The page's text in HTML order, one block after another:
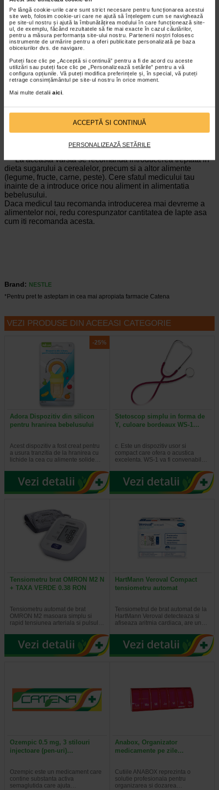
Pe lângă cookie-urile care sunt strict necesare pentru funcționarea acestui
site web, folosim cookie-uri care ne ajută să înțelegem cum se navighează
pe site-ul nostru și ajută la îmbunătățirea modului în care funcționează site-
ul, de exemplu, făcând rezultatele să fie mai exacte în cazul căutărilor,
pentru a măsura performanța site-ului nostru. Partenerii noștri folosesc
instrumente de urmărire pentru a oferi publicitate personalizată pe baza
obiceiurilor dvs. de navigare.
Puteți face clic pe „Acceptă si continuă” pentru a fi de acord cu aceste
utilizări sau puteți face clic pe „Personalizează setările” pentru a vă
configura opțiunile. Vă puteți modifica preferințele și, în special, vă puteți
retrage consimțământul pe site-ul nostru în orice moment.
Mai multe detalii aici
ACCEPTĂ SI CONTINUĂ
PERSONALIZEAZĂ SETĂRILE
Apa nefiarta, biberoanele nefierte sau dilutia incorecta pot
duce la imbolnavirea sugarului tau. Depozitarea,
manipularea, prepararea si hranirea incorecte pot avea
efecte adverse pentru sanatatea sugarului tau.
Prepara un singur biberon o data. Hraneste sugarul imediat
si urmeaza cu exactitate instructiunile. Nu pastra un biberon
neterminat, arunca continutul neconsumat. Tine intotdeauna
sugarul in brate cand il hranesti. Daca il lasi nesupravegheat
se poate ineca.
* Pentru a pastra numarul de culturi vii, apa fiarta trebuie
** Nota: foloseste numai masura din interiorul cutiei. Nu
folosi mai multa sau mai putina pudra decat este indicat,
deoarece aceasta poate duce fie la
deshidratare, fie la o nutritie insuficienta a bebelusului tau.
proportiile fara avizul medicului.
*** La aceasta varsta se recomanda introducerea treptata in
dieta sugarului a cerealelor, precum si a altor alimente
(legume, fructe, carne, peste). Cere sfatul medicului tau
inainte de a introduce orice nou aliment in alimentatia
bebelusului.
Daca medicul tau recomanda introducerea mai devreme a
alimentelor noi, redu corespunzator cantitatea de lapte asa
cum iti recomanda acesta.
Brand: NESTLE
*Pentru pret te asteptam in cea mai apropiata farmacie Catena
VEZI PRODUSE DIN ACEEASI CATEGORIE
-25%
Adora Dispozitiv din silicon
pentru hranirea bebelusului
Acest dispozitiv a fost creat pentru
a usura tranzitia de la hranirea cu
lichide la cea cu alimente solide…
Stetoscop simplu in forma de
Y, culoare bordeaux WS-1…
c. Este un dispozitiv usor si
compact care ofera o acustica
excelenta. WS-1 va fi convenabil…
Tensiometru brat OMRON M2 N
+ TAXA VERDE 0.38 RON
Tensiometru automat de brat
OMRON M2 masoara simplu si
rapid tensiunea arteriala si pulsul…
HartMann Veroval Compact
tensiometru automat
Tensiometrul de brat automat de la
HartMann Veroval detecteaza si
afiseaza aritmia cardiaca, are un…
Ozempic 0.5 mg, 3 stilouri
injectoare (pen-uri)…
Ozempic este un medicament care
contine substanta activa
semaglutida care ajuta…
Anabox, Organizator
medicamente pe zile…
Cutiile ANABOX reprezinta o
solutie profesionala pentru
organizarea si dozarea…